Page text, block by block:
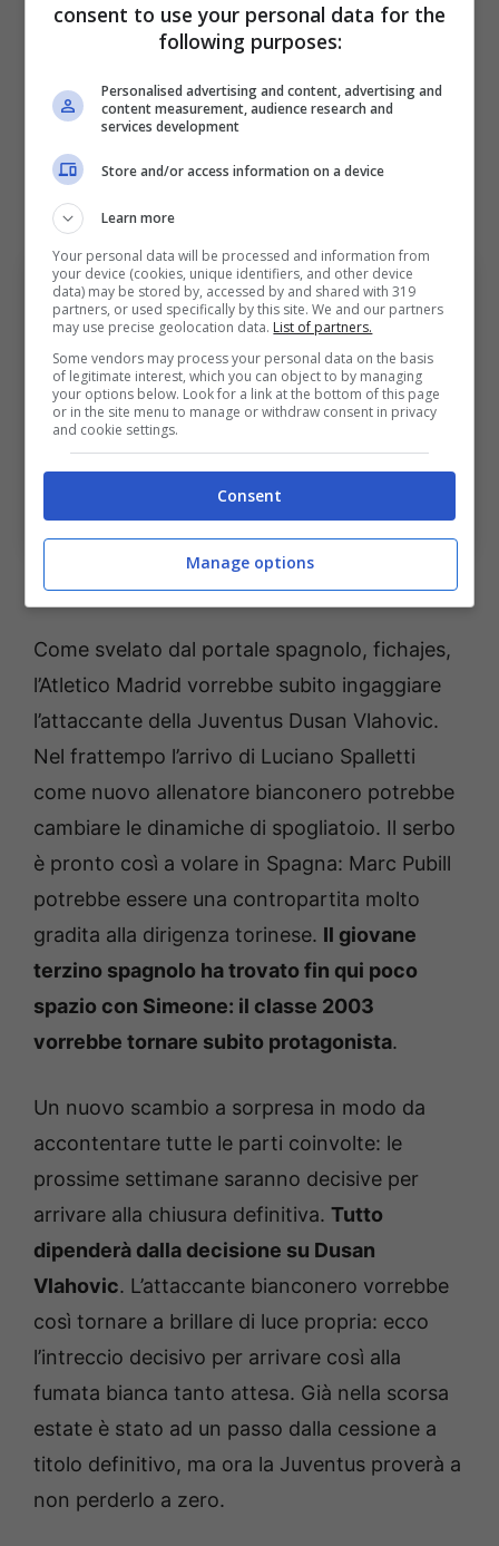
Scopriamo nel dettaglio la nuova strategia di
Vlahovic. L’attaccante serbo vorrebbe tornare
protagonista dopo le numerose critiche
ricevute a Torino negli ultimi mesi:ecco la
sua prossima destinazione
Nuovo scambio con Vlahovic: l’affare per la Juve – Ansa
– bolognasportnews.it
Come svelato dal portale spagnolo, fichajes,
l’Atletico Madrid vorrebbe subito ingaggiare
l’attaccante della Juventus Dusan Vlahovic.
Nel frattempo l’arrivo di Luciano Spalletti
come nuovo allenatore bianconero potrebbe
cambiare le dinamiche di spogliatoio. Il serbo
è pronto così a volare in Spagna: Marc Pubill
potrebbe essere una contropartita molto
gradita alla dirigenza torinese. Il giovane
terzino spagnolo ha trovato fin qui poco
spazio con Simeone: il classe 2003
vorrebbe tornare subito protagonista.
Un nuovo scambio a sorpresa in modo da
accontentare tutte le parti coinvolte: le
prossime settimane saranno decisive per
arrivare alla chiusura definitiva. Tutto
dipenderà dalla decisione su Dusan
Vlahovic. L’attaccante bianconero vorrebbe
così tornare a brillare di luce propria: ecco
l’intreccio decisivo per arrivare così alla
fumata bianca tanto attesa. Già nella scorsa
estate è stato ad un passo dalla cessione a
titolo definitivo, ma ora la Juventus proverà a
non perderlo a zero.
consent to use your personal data for the
following purposes:
Personalised advertising and content, advertising and
content measurement, audience research and
services development
Store and/or access information on a device
Learn more
Your personal data will be processed and information from
your device (cookies, unique identifiers, and other device
data) may be stored by, accessed by and shared with 319
partners, or used specifically by this site. We and our partners
may use precise geolocation data. List of partners.
Some vendors may process your personal data on the basis
of legitimate interest, which you can object to by managing
your options below. Look for a link at the bottom of this page
or in the site menu to manage or withdraw consent in privacy
and cookie settings.
Consent
Manage options